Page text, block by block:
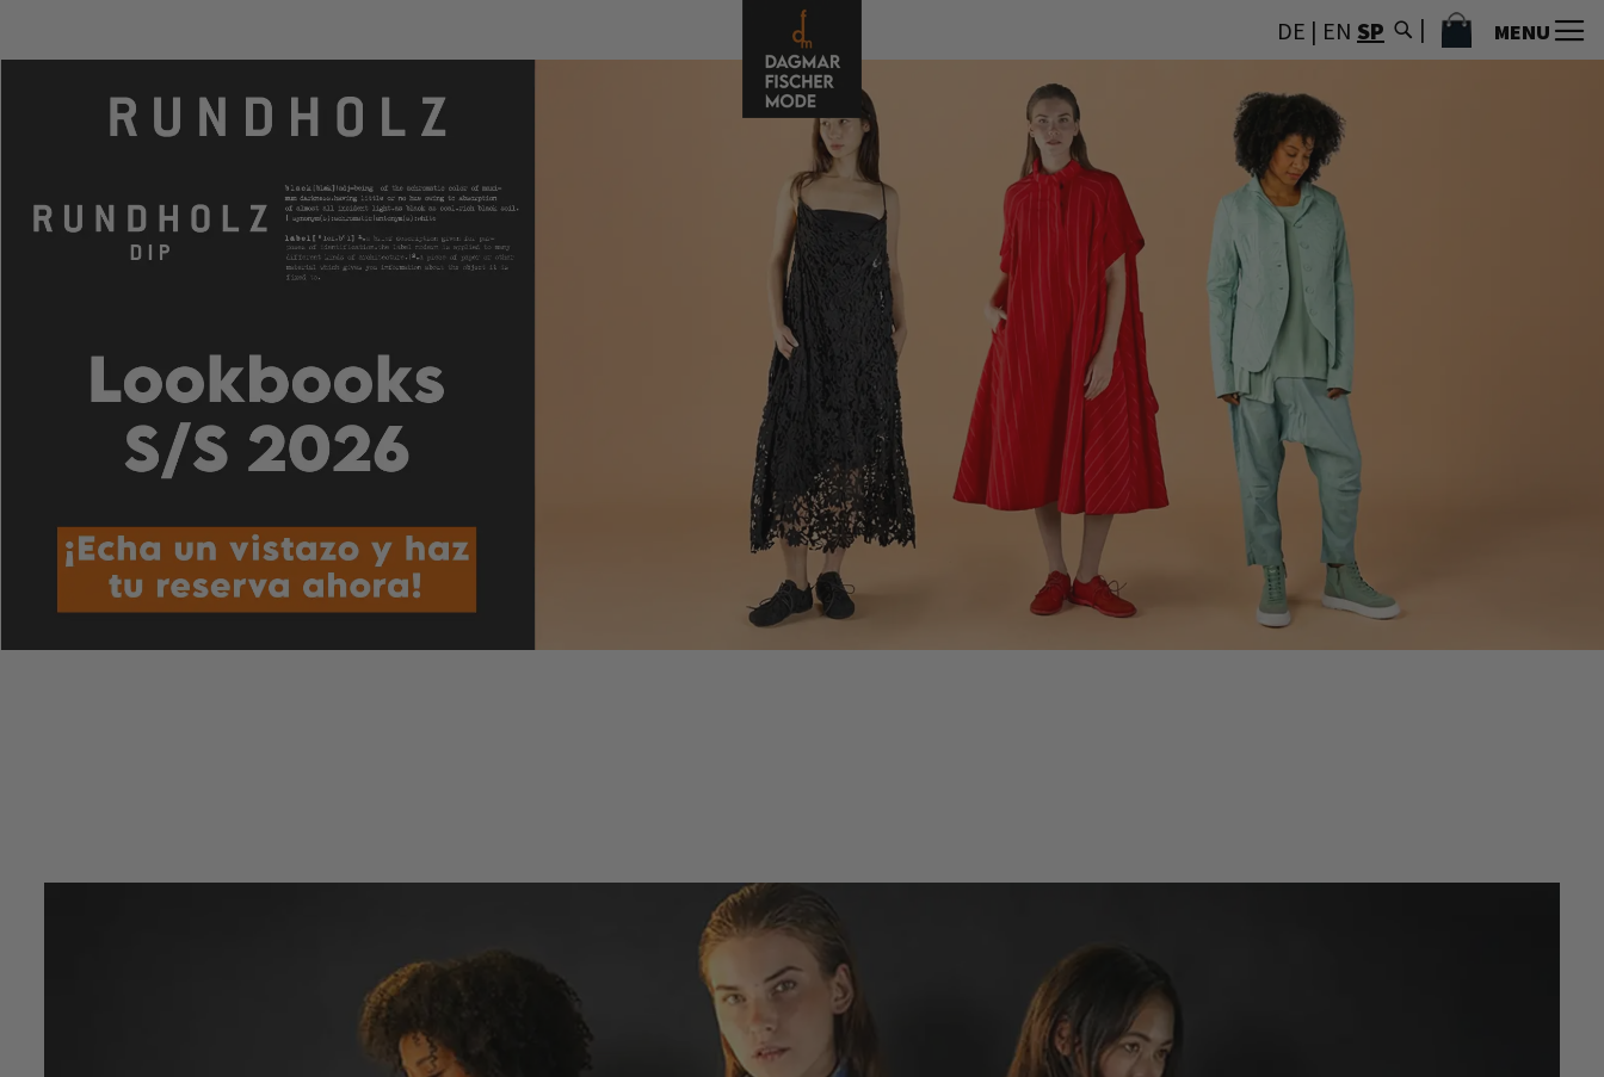
CONTENIDO
DE | EN SP MENU
MI CESTA